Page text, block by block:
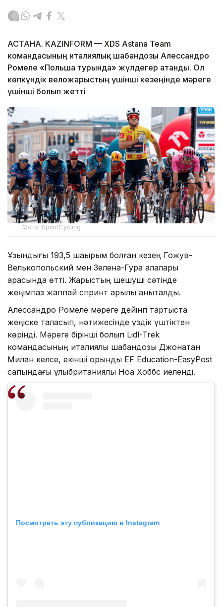
АСТАНА. KAZINFORM — XDS Astana Team
командасының италиялық шабандозы Алессандро
Ромеле «Польша турында» жүлдегер атанды. Ол
көпкүндік веложарыстың үшінші кезеңінде мәреге
үшінші болып жетті
Фото: SprintCycling
Ұзындығы 193,5 шақырым болған кезең Гожув-
Велькопольский мен Зелена-Гура қалалары
арасында өтті. Жарыстың шешуші сәтінде
жеңімпаз жаппай спринт арқылы анықталды.
Алессандро Ромеле мәреге дейінгі тартыста
жеңіске таласып, нәтижесінде үздік үштіктен
көрінді. Мәреге бірінші болып Lidl-Trek
командасының италиялық шабандозы Джонатан
Милан келсе, екінші орынды EF Education-EasyPost
сапындағы ұлыбританиялық Ноа Хоббс иеленді.
Посмотреть эту публикацию в Instagram